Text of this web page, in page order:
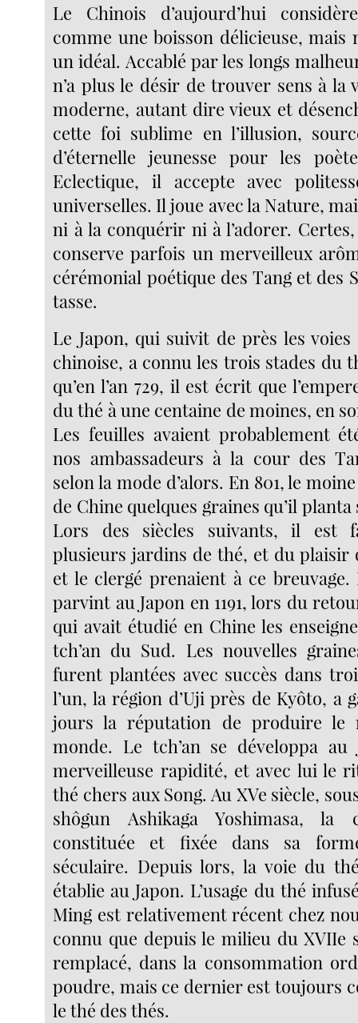
Le Chinois d’aujourd’hui
comme une boisson délicieuse, mais
un idéal. Accablé par les longs
n’a plus le désir de trouver sens à la
moderne, autant dire vieux et
cette foi sublime en l’illusion,
d’éternelle jeunesse pour les
Eclectique, il accepte avec
universelles. Il joue avec la Nature,
ni à la conquérir ni à l’adorer.
conserve parfois un merveilleux
cérémonial poétique des Tang et des
tasse.
Le Japon, qui suivit de près les
chinoise, a connu les trois stades du
qu’en l’an 729, il est écrit que
du thé à une centaine de moines, en
Les feuilles avaient probablement
nos ambassadeurs à la cour des
selon la mode d’alors. En 801, le
de Chine quelques graines qu’il
Lors des siècles suivants, il est
plusieurs jardins de thé, et du plaisir
et le clergé prenaient à ce breuvage.
parvint au Japon en 1191, lors du
qui avait étudié en Chine les
tch’an du Sud. Les nouvelles
furent plantées avec succès dans
l’un, la région d’Uji près de Kyôto, a
jours la réputation de produire le
monde. Le tch’an se développa au
merveilleuse rapidité, et avec lui le
thé chers aux Song. Au XVe siècle,
shôgun Ashikaga Yoshimasa, la
constituée et fixée dans sa
séculaire. Depuis lors, la voie du
établie au Japon. L’usage du thé
Ming est relativement récent chez
connu que depuis le milieu du XVIIe
remplacé, dans la consommation
poudre, mais ce dernier est toujours
le thé des thés.